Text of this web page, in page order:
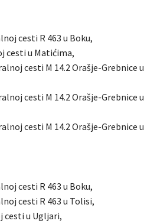
cesti R 463 u Boku,
cesti u Matićima,
cesti M 14.2 Orašje-Grebnice u
cesti M 14.2 Orašje-Grebnice u
cesti M 14.2 Orašje-Grebnice u
cesti R 463 u Boku,
cesti R 463 u Tolisi,
cesti u Ugljari,